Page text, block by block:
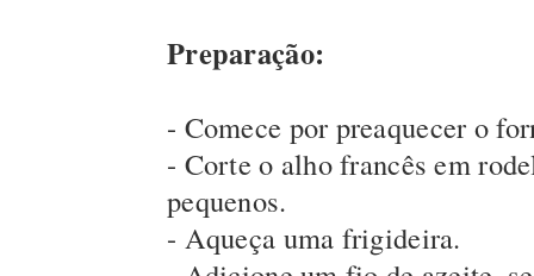
Preparação:
- Comece por preaquecer o
- Corte o alho francês em
pequenos.
- Aqueça uma frigideira.